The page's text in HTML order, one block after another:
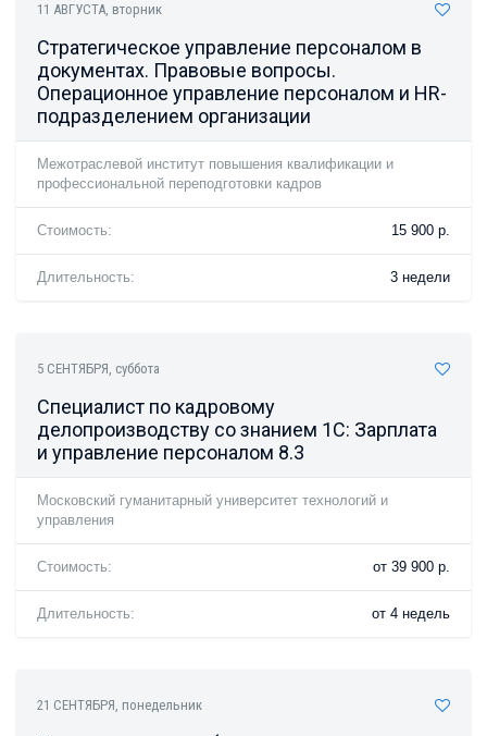
11 АВГУСТА, вторник
Стратегическое управление персоналом в
документах. Правовые вопросы.
Операционное управление персоналом и HR-
подразделением организации
Межотраслевой институт повышения квалификации и
профессиональной переподготовки кадров
Стоимость: 15 900 р.
Длительность: 3 недели
5 СЕНТЯБРЯ, суббота
Специалист по кадровому
делопроизводству со знанием 1С: Зарплата
и управление персоналом 8.3
Московский гуманитарный университет технологий и
управления
Стоимость: от 39 900 р.
Длительность: от 4 недель
21 СЕНТЯБРЯ, понедельник